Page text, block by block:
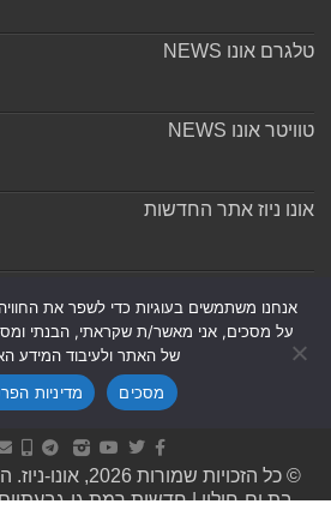
טלגרם אונו NEWS
טוויטר אונו NEWS
אונו ניוז אתר החדשות
© כל הזכויות שמורות 2026, אונו-ניוז.
בת ים-חולון|חדשות רמת גן-
אנחנו משתמשים בעוגיות כדי לשפר את
על מסכים, אני מאשר/ת שקראתי, הבנתי
של האתר ולעיבוד המידע
מסכים
מדיניות